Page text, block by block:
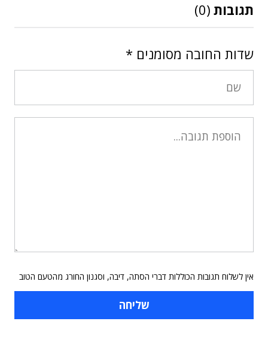
תגובות (0)
שדות החובה מסומנים *
אין לשלוח תגובות הכוללות דברי הסתה, דיבה, וסגנון החורג מהטעם הטוב